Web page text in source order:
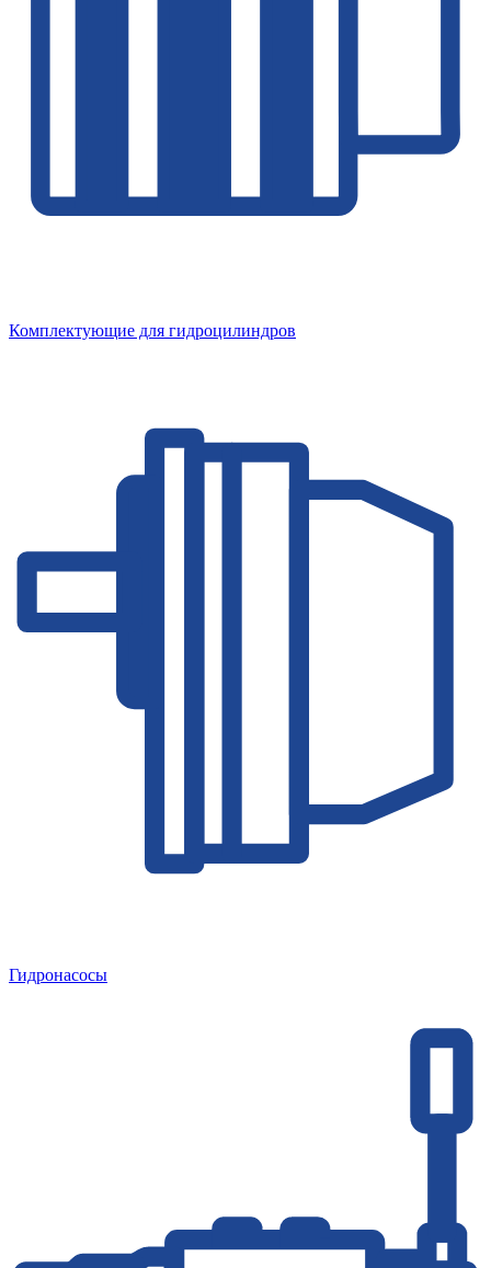
Комплектующие для гидроцилиндров
Гидронасосы